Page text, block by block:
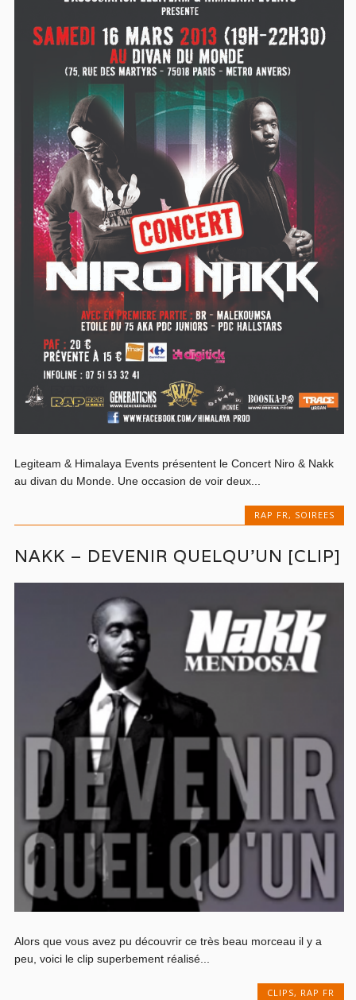
Legiteam & Himalaya Events présentent le Concert Niro & Nakk
au divan du Monde. Une occasion de voir deux...
RAP FR , SOIREES
NAKK – DEVENIR QUELQU’UN [CLIP]
Alors que vous avez pu découvrir ce très beau morceau il y a
peu, voici le clip superbement réalisé...
CLIPS, RAP FR